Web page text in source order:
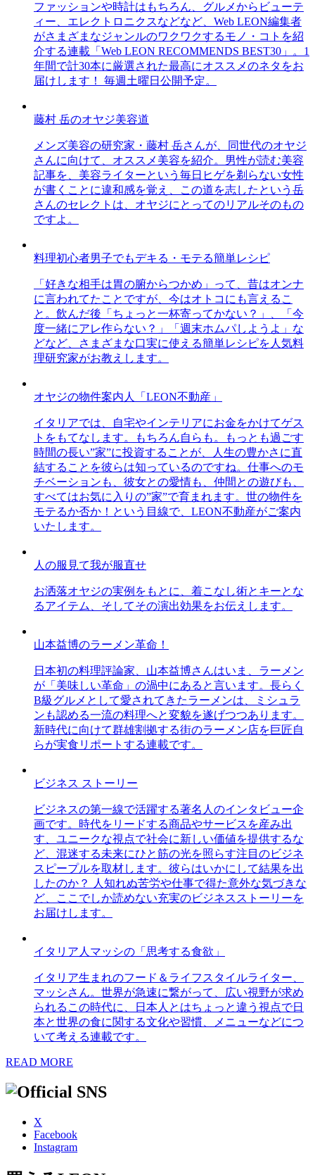
ファッションや時計はもちろん、グルメからビューテ
ィー、エレクトロニクスなどなど、Web LEON編集者
がさまざまなジャンルのワクワクするモノ・コトを紹
介する連載「Web LEON RECOMMENDS BEST30」。1
年間で計30本に厳選された最高にオススメのネタをお
届けします！ 毎週土曜日公開予定。
藤村 岳のオヤジ美容道
メンズ美容の研究家・藤村 岳さんが、同世代のオヤジ
さんに向けて、オススメ美容を紹介。男性が読む美容
記事を、美容ライターという毎日ヒゲを剃らない女性
が書くことに違和感を覚え、この道を志したという岳
さんのセレクトは、オヤジにとってのリアルそのもの
ですよ。
料理初心者男子でもデキる・モテる簡単レシピ
「好きな相手は胃の腑からつかめ」って、昔はオンナ
に言われてたことですが、今はオトコにも言えるこ
と。飲んだ後「ちょっと一杯寄ってかない？」、「今
度一緒にアレ作らない？」「週末ホムパしようよ」な
どなど、さまざまな口実に使える簡単レシピを人気料
理研究家がお教えします。
オヤジの物件案内人「LEON不動産」
イタリアでは、自宅やインテリアにお金をかけてゲス
トをもてなします。もちろん自らも。もっとも過ごす
時間の長い”家”に投資することが、人生の豊かさに直
結することを彼らは知っているのですね。仕事へのモ
チベーションも、彼女との愛情も、仲間との遊びも、
すべてはお気に入りの”家”で育まれます。世の物件を
モテるか否か！という目線で、LEON不動産がご案内
いたします。
人の服見て我が服直せ
お洒落オヤジの実例をもとに、着こなし術とキーとな
るアイテム、そしてその演出効果をお伝えします。
山本益博のラーメン革命！
日本初の料理評論家、山本益博さんはいま、ラーメン
が「美味しい革命」の渦中にあると言います。長らく
B級グルメとして愛されてきたラーメンは、ミシュラ
ンも認める一流の料理へと変貌を遂げつつあります。
新時代に向けて群雄割拠する街のラーメン店を巨匠自
らが実食リポートする連載です。
ビジネス ストーリー
ビジネスの第一線で活躍する著名人のインタビュー企
画です。時代をリードする商品やサービスを産み出
す、ユニークな視点で社会に新しい価値を提供するな
ど、混迷する未来にひと筋の光を照らす注目のビジネ
スピープルを取材します。彼らはいかにして結果を出
したのか？ 人知れぬ苦労や仕事で得た意外な気づきな
ど、ここでしか読めない充実のビジネスストーリーを
お届けします。
イタリア人マッシの「思考する食欲」
イタリア生まれのフード＆ライフスタイルライター、
マッシさん。世界が急速に繋がって、広い視野が求め
られるこの時代に、日本人とはちょっと違う視点で日
本と世界の食に関する文化や習慣、メニューなどにつ
いて考える連載です。
READ MORE
X
Facebook
Instagram